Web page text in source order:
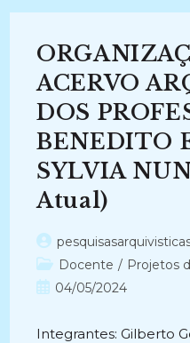
DE
DA
ETAPA
II
(2013-
ACERVO
DOS
BENEDITO
SYLVIA
Atual)
Autor
do
post:
Categoria
do
Docente / Projetos
Post04/05/2024
Integrantes: Gilberto